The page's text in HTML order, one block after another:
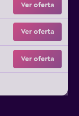
Ver oferta
Ver oferta
Ver oferta